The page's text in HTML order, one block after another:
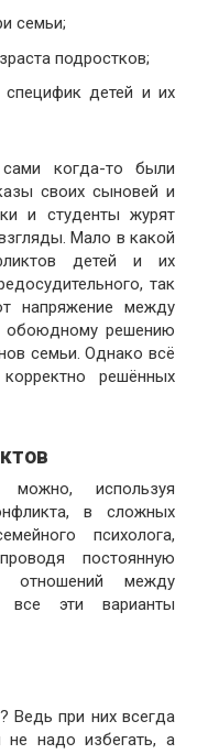
семьи;
подростков;
детей и их
когда-то были
своих сыновей и
и студенты журят
Мало в какой
детей и их
так
напряжение между
обоюдному решению
семьи. Однако всё
решённых
используя
в сложных
психолога,
постоянную
отношений между
все эти варианты
Ведь при них всегда
надо избегать, а